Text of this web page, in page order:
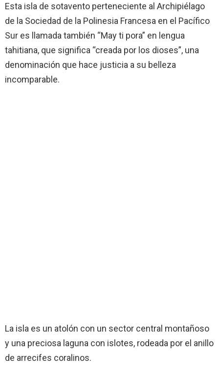
Esta isla de sotavento perteneciente al Archipiélago
de la Sociedad de la Polinesia Francesa en el Pacífico
Sur es llamada también “May ti pora” en lengua
tahitiana, que significa “creada por los dioses”, una
denominación que hace justicia a su belleza
incomparable.
La isla es un atolón con un sector central montañoso
y una preciosa laguna con islotes, rodeada por el anillo
de arrecifes coralinos.